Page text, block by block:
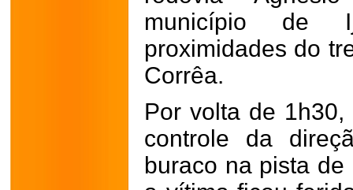
município de
proximidades do
Corrêa.
Por volta de
controle da
buraco na pista